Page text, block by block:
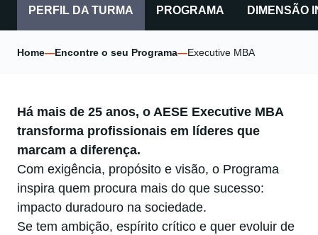
PERFIL DA TURMA PROGRAMA DIMENSÃO
Home—Encontre o seu Programa—Executive MBA
Há mais de 25 anos, o AESE Executive MBA
transforma profissionais em líderes que
marcam a diferença.
Com exigência, propósito e visão, o Programa
inspira quem procura mais do que sucesso:
impacto duradouro na sociedade.
Se tem ambição, espírito crítico e quer evoluir de